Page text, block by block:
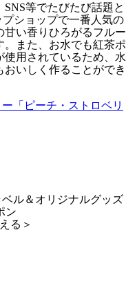
等でたびたび話題と
プショップで一番人気の
い香りひろがるフルー
。また、お水でも紅茶ポ
使用されているため、水
いしく作ることができ
「ピーチ・ストロベリ
ベル＆オリジナルグッズ
ン
る＞